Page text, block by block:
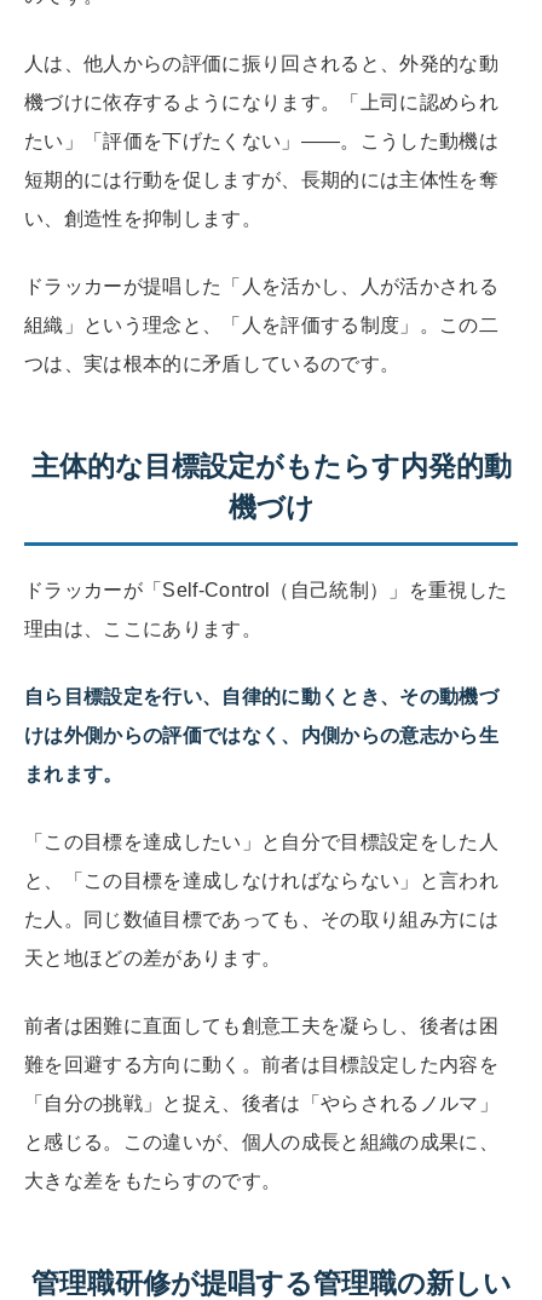
人は、他人からの評価に振り回されると、外発的な動
機づけに依存するようになります。「上司に認められ
たい」「評価を下げたくない」——。こうした動機は
短期的には行動を促しますが、長期的には主体性を奪
い、創造性を抑制します。
ドラッカーが提唱した「人を活かし、人が活かされる
組織」という理念と、「人を評価する制度」。この二
つは、実は根本的に矛盾しているのです。
主体的な目標設定がもたらす内発的動
機づけ
ドラッカーが「Self-Control（自己統制）」を重視した
理由は、ここにあります。
自ら目標設定を行い、自律的に動くとき、その動機づ
けは外側からの評価ではなく、内側からの意志から生
まれます。
「この目標を達成したい」と自分で目標設定をした人
と、「この目標を達成しなければならない」と言われ
た人。同じ数値目標であっても、その取り組み方には
天と地ほどの差があります。
前者は困難に直面しても創意工夫を凝らし、後者は困
難を回避する方向に動く。前者は目標設定した内容を
「自分の挑戦」と捉え、後者は「やらされるノルマ」
と感じる。この違いが、個人の成長と組織の成果に、
大きな差をもたらすのです。
管理職研修が提唱する管理職の新しい